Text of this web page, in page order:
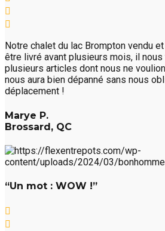
Notre chalet du lac Brompton vendu
être livré avant plusieurs mois, il
plusieurs articles dont nous ne
nous aura bien dépanné sans nous
déplacement !
Marye P.
Brossard, QC
“Un mot : WOW !”